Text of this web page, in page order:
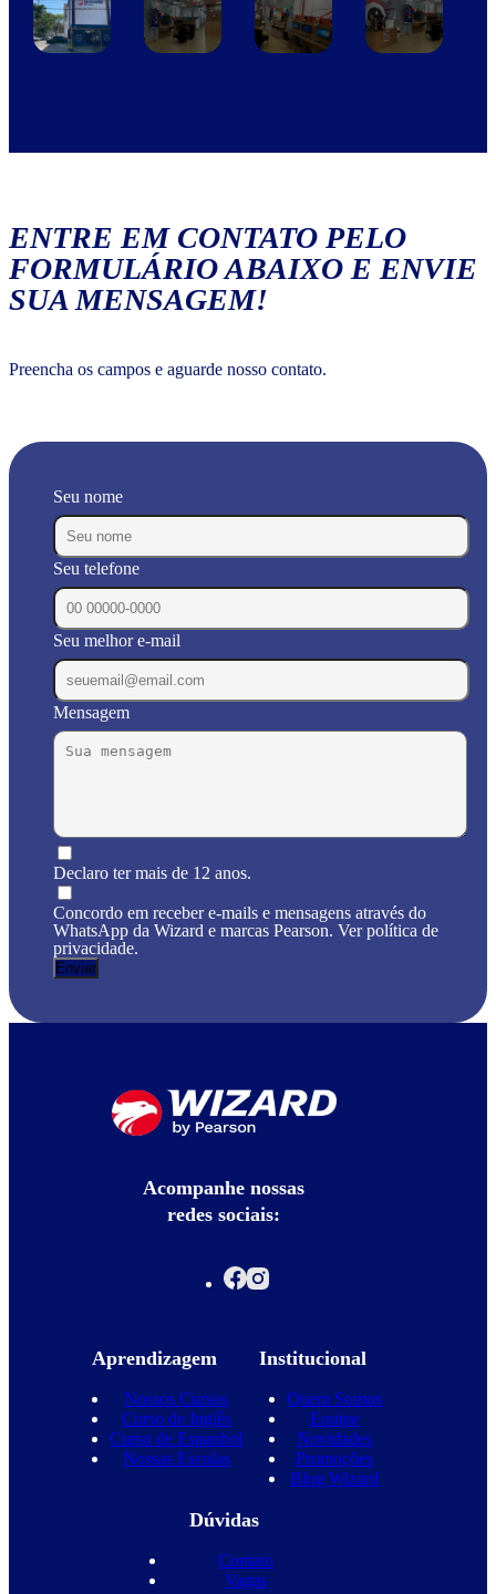
ENTRE EM CONTATO PELO
FORMULÁRIO ABAIXO E ENVIE
SUA MENSAGEM!
Preencha os campos e aguarde nosso contato.
Seu nome
Seu telefone
Seu melhor e-mail
Mensagem
Declaro ter mais de 12 anos.
Concordo em receber e-mails e mensagens através do
WhatsApp da Wizard e marcas Pearson. Ver política de
privacidade.
Acompanhe nossas
redes sociais:
Aprendizagem
Nossos Cursos
Curso de Inglês
Curso de Espanhol
Nossas Escolas
Institucional
Quem Somos
Equipe
Novidades
Promoções
Blog Wizard
Dúvidas
Contato
Vagas